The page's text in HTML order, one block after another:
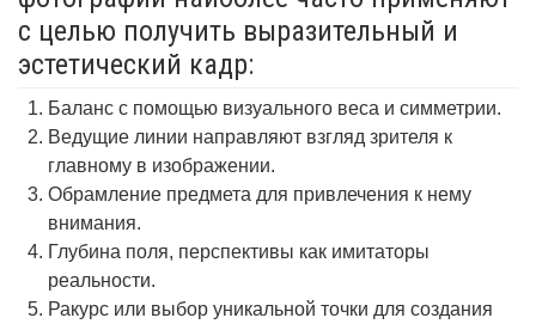
с целью получить выразительный и
эстетический кадр:
Баланс с помощью визуального веса и симметрии.
Ведущие линии направляют взгляд зрителя к
главному в изображении.
Обрамление предмета для привлечения к нему
внимания.
Глубина поля, перспективы как имитаторы
реальности.
Ракурс или выбор уникальной точки для создания